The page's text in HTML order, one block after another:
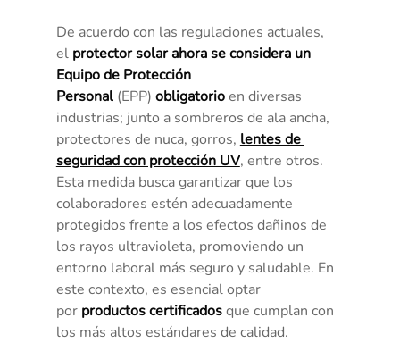
De acuerdo con las regulaciones actuales,
el protector solar ahora se considera un
Equipo de Protección
Personal (EPP) obligatorio en diversas
industrias; junto a sombreros de ala ancha,
protectores de nuca, gorros, lentes de
seguridad con protección UV, entre otros.
Esta medida busca garantizar que los
colaboradores estén adecuadamente
protegidos frente a los efectos dañinos de
los rayos ultravioleta, promoviendo un
entorno laboral más seguro y saludable. En
este contexto, es esencial optar
por productos certificados que cumplan con
los más altos estándares de calidad.